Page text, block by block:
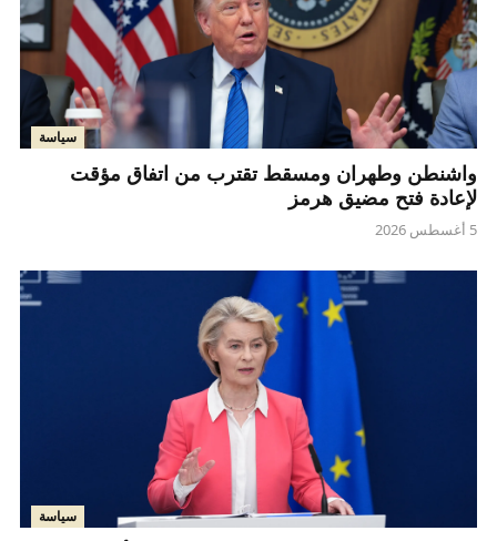
سياسة
واشنطن وطهران ومسقط تقترب من اتفاق مؤقت
لإعادة فتح مضيق هرمز
5 أغسطس 2026
سياسة